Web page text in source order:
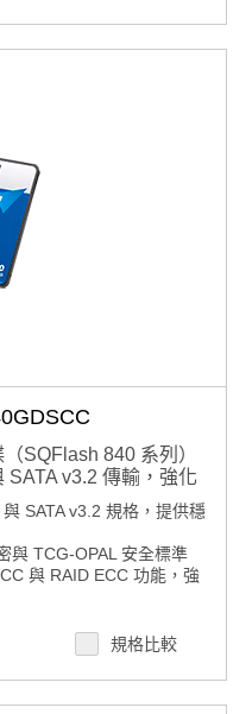
SQFlash 840 系列）
SATA v3.2 傳輸，強化
SATA v3.2 規格，提供穩
與 TCG-OPAL 安全標準
與 RAID ECC 功能，強
具與 API 軟體介接
準色譜產品選擇，滿足多
規劃 / 交期確認
規格比較